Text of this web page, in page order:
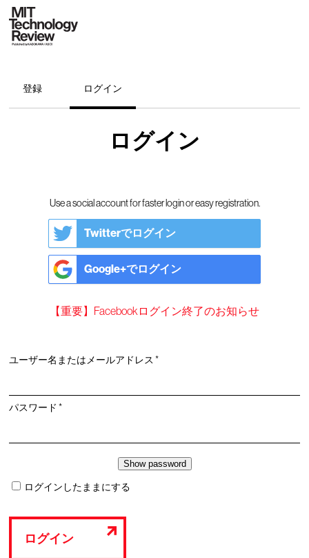
登録 ログイン
ログイン
Use a social account for faster login or easy registration.
Twitterでログイン
Google+でログイン
【重要】Facebookログイン終了のお知らせ
ユーザー名またはメールアドレス*必
パスワード*必
ログインしたままにする
ログイン